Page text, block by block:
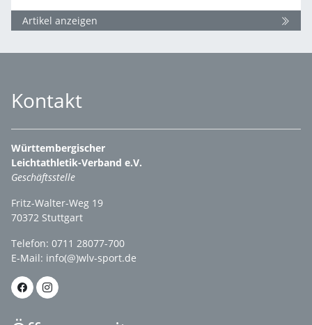
Artikel anzeigen
Kontakt
Württembergischer
Leichtathletik-Verband e.V.
Geschäftsstelle
Fritz-Walter-Weg 19
70372 Stuttgart
Telefon: 0711 28077-700
E-Mail: info(@)wlv-sport.de